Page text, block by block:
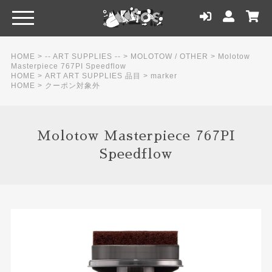
HOME > -- ART SUPPLIES -- > MOLOTOW / OTHER > Molotow
Masterpiece 767PI Speedflow
HOME > ART ART SUPPLIES 品目 > marker
HOME > クーポン対象外
Molotow Masterpiece 767PI
Speedflow